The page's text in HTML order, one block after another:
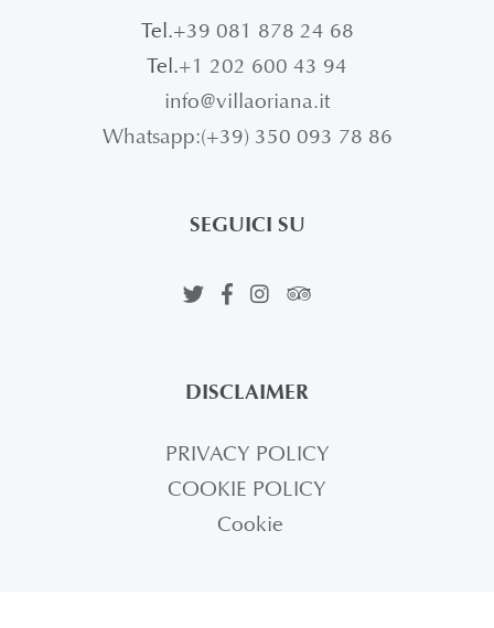
Tel.+39 081 878 24 68
Tel.+1 202 600 43 94
info@villaoriana.it
Whatsapp:(+39) 350 093 78 86
SEGUICI SU
DISCLAIMER
PRIVACY POLICY
COOKIE POLICY
Cookie